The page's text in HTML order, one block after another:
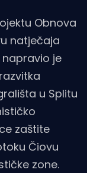
Obnova
natječaja
napravio je
u Splitu
zaštite
Čiovu
zone.